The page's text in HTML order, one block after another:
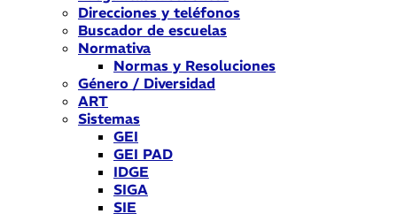
Direcciones y teléfonos
Buscador de escuelas
Normativa
Normas y Resoluciones
Género / Diversidad
ART
Sistemas
GEI
GEI PAD
IDGE
SIGA
SIE